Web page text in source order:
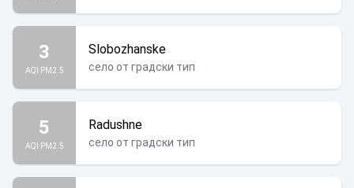
3
AQI PM2.5
Slobozhanske
село от градски тип
5
AQI PM2.5
Radushne
село от градски тип